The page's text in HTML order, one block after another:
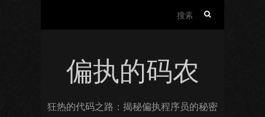
偏执的码农
狂热的代码之路：揭秘偏执程序员的秘密